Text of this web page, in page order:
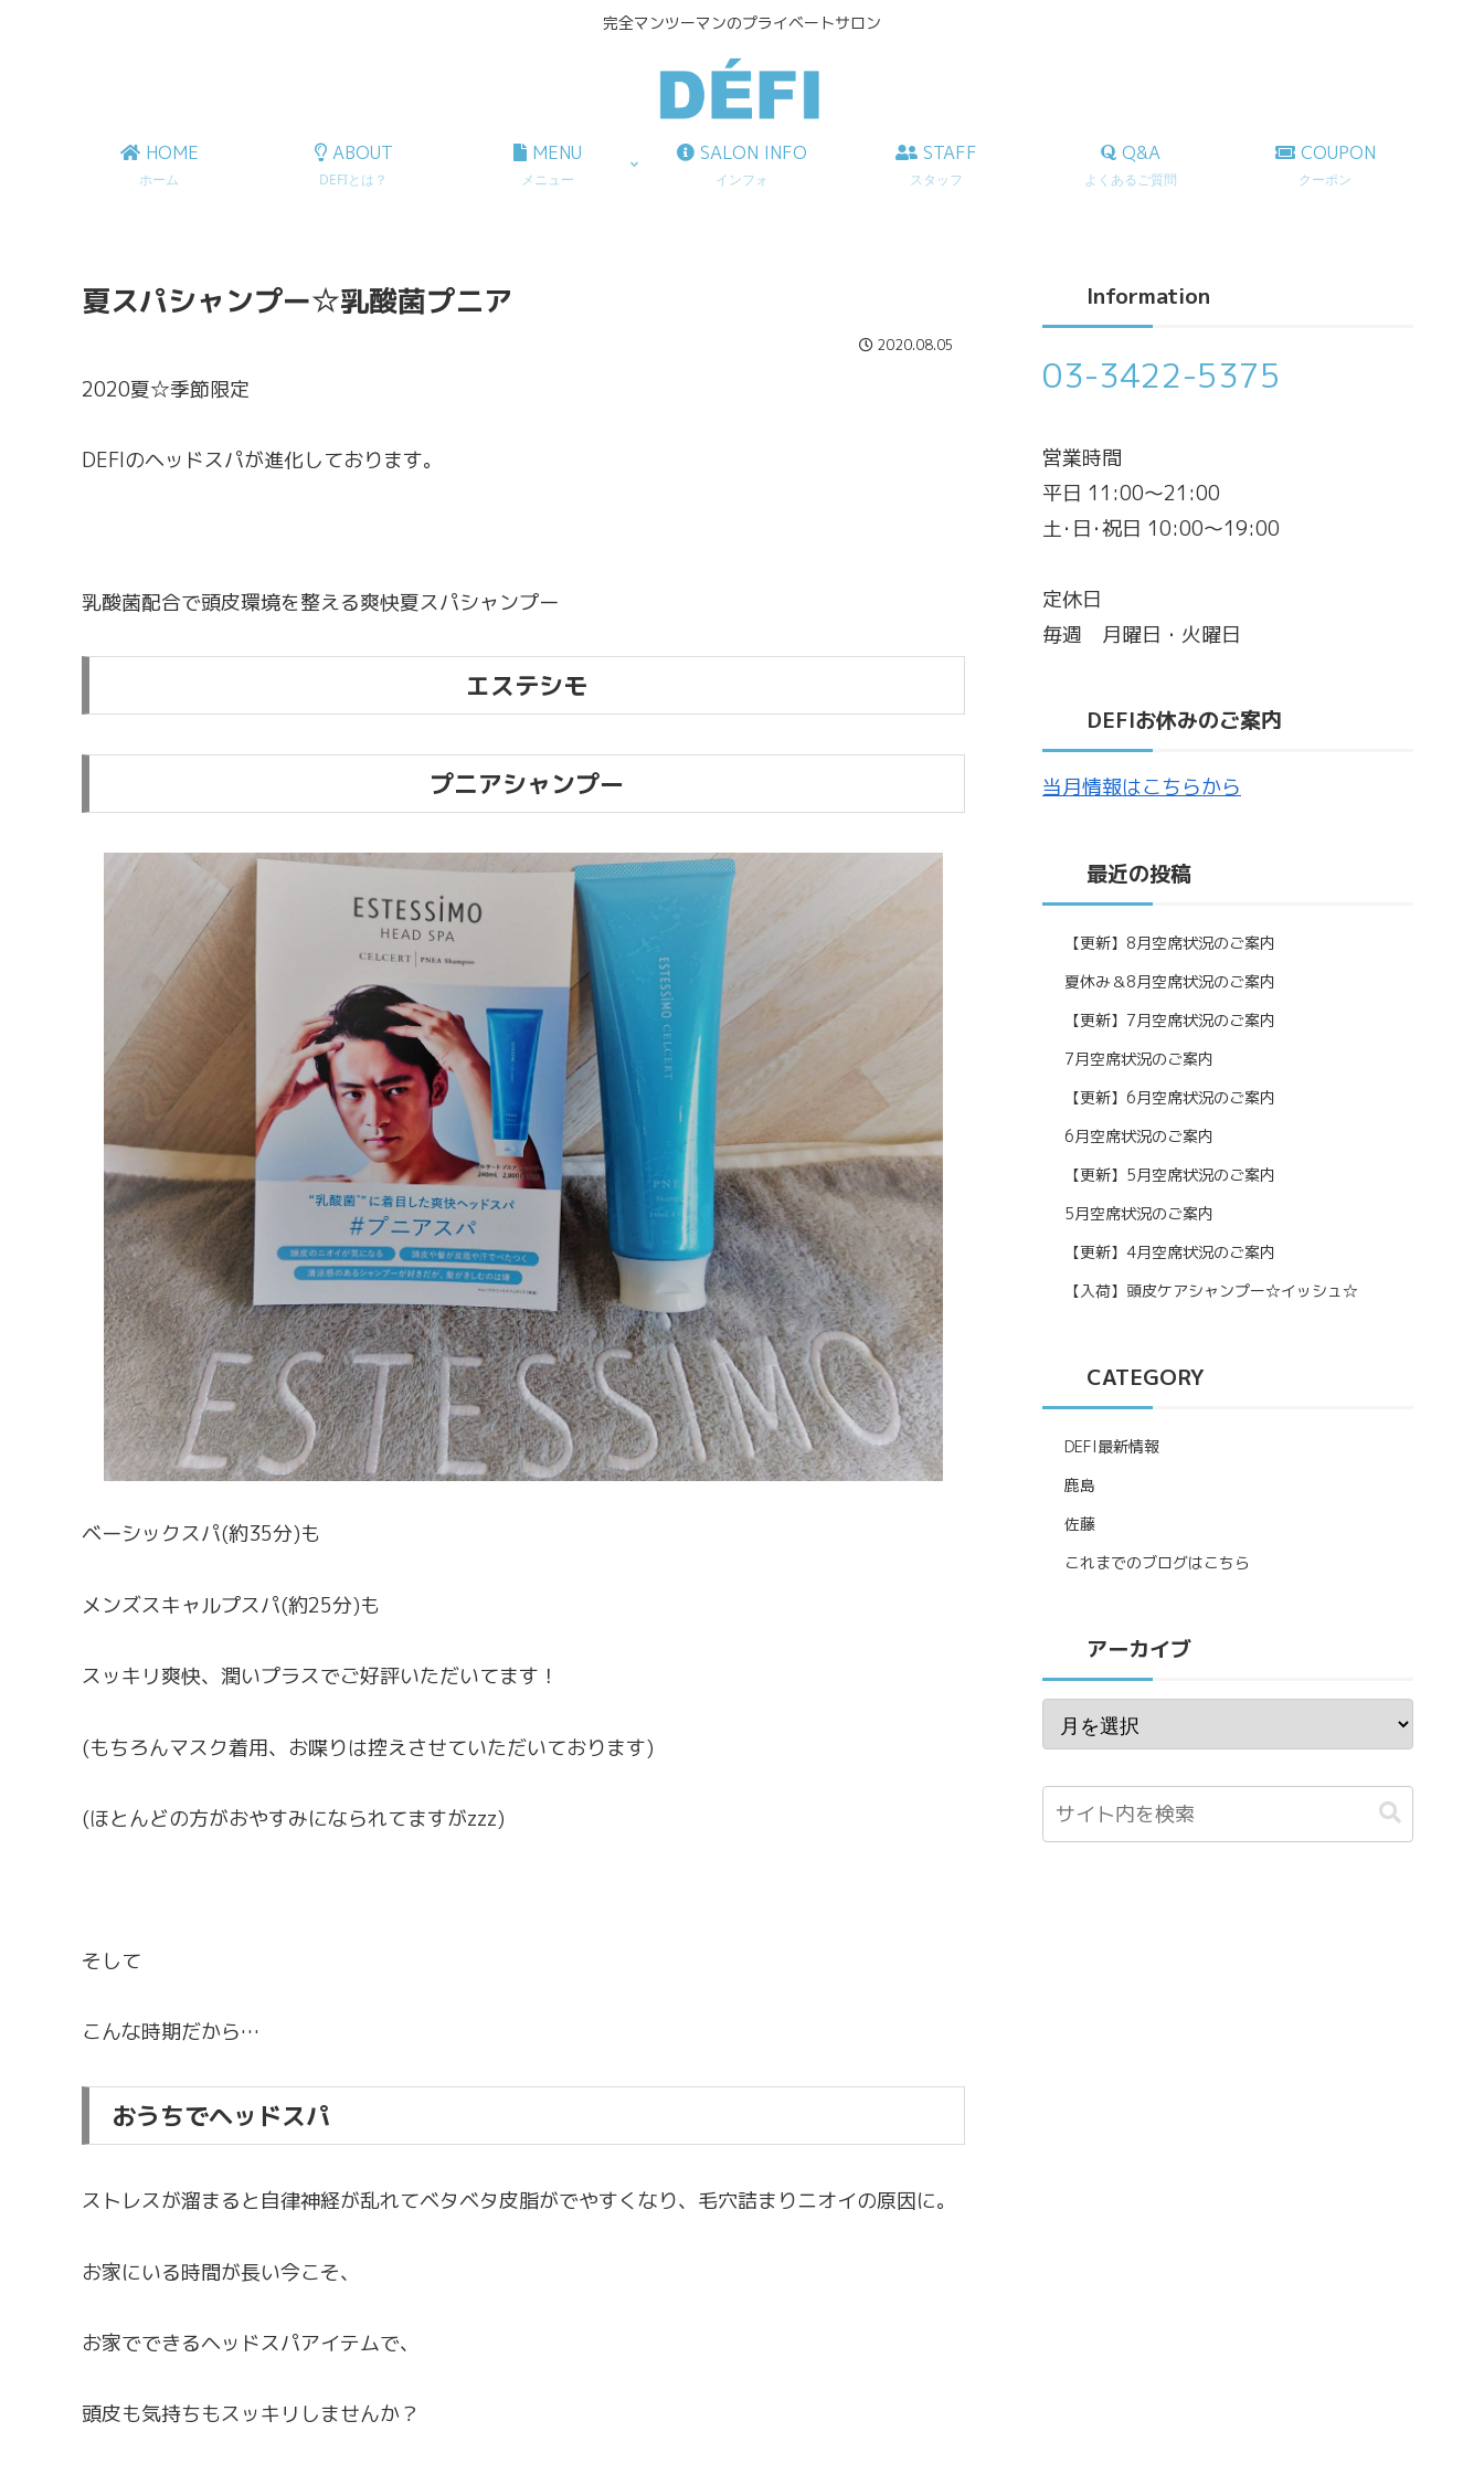
完全マンツーマンのプライベートサロン
HOME
ホーム
ABOUT
DEFIとは？
MENU
メニュー
SALON INFO
インフォ
STAFF
スタッフ
Q&A
よくあるご質問
COUPON
クーポン
夏スパシャンプー☆乳酸菌プニア
2020.08.05
2020夏☆季節限定
DEFIのヘッドスパが進化しております。
乳酸菌配合で頭皮環境を整える爽快夏スパシャンプー
エステシモ
プニアシャンプー
ベーシックスパ(約35分)も
メンズスキャルプスパ(約25分)も
スッキリ爽快、潤いプラスでご好評いただいてます！
(もちろんマスク着用、お喋りは控えさせていただいております)
(ほとんどの方がおやすみになられてますがzzz)
そして
こんな時期だから…
おうちでヘッドスパ
ストレスが溜まると自律神経が乱れてベタベタ皮脂がでやすくなり、毛穴詰まりニオイの原因に。
お家にいる時間が長い今こそ、
お家でできるヘッドスパアイテムで、
頭皮も気持ちもスッキリしませんか？
Information
03-3422-5375
営業時間
平日 11:00～21:00
土･日･祝日 10:00～19:00
定休日
毎週 月曜日・火曜日
DEFIお休みのご案内
当月情報はこちらから
最近の投稿
【更新】8月空席状況のご案内
夏休み＆8月空席状況のご案内
【更新】7月空席状況のご案内
7月空席状況のご案内
【更新】6月空席状況のご案内
6月空席状況のご案内
【更新】5月空席状況のご案内
5月空席状況のご案内
【更新】4月空席状況のご案内
【入荷】頭皮ケアシャンプー☆イッシュ☆
CATEGORY
DEFI最新情報
鹿島
佐藤
これまでのブログはこちら
アーカイブ